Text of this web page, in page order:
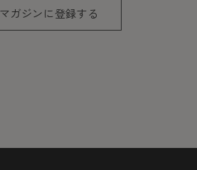
ガジンに登録する